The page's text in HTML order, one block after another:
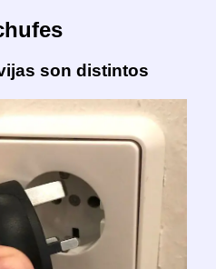
son distintos